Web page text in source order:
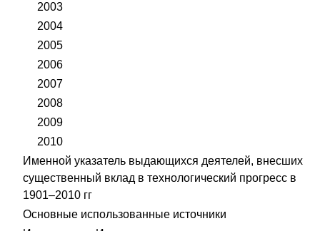
2003
2004
2005
2006
2007
2008
2009
2010
Именной указатель выдающихся деятелей, внесших
существенный вклад в технологический прогресс в
1901–2010 гг
Основные использованные источники